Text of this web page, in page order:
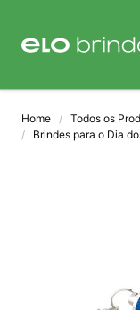
BLOG
Home Todos os
Brindes para o Dia